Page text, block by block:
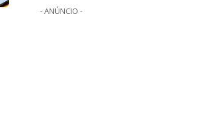
- ANÚNCIO -